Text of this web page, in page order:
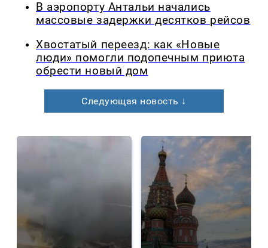
В аэропорту Антальи начались
массовые задержки десятков рейсов
Хвостатый переезд: как «Новые
люди» помогли подопечным приюта
обрести новый дом
Следующая новость ↓